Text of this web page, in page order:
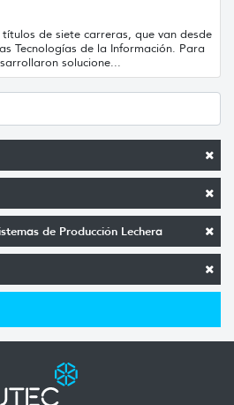
de Producción Lechera
títulos de siete carreras, que van desde
Tecnologías de la Información. Para
solucione...